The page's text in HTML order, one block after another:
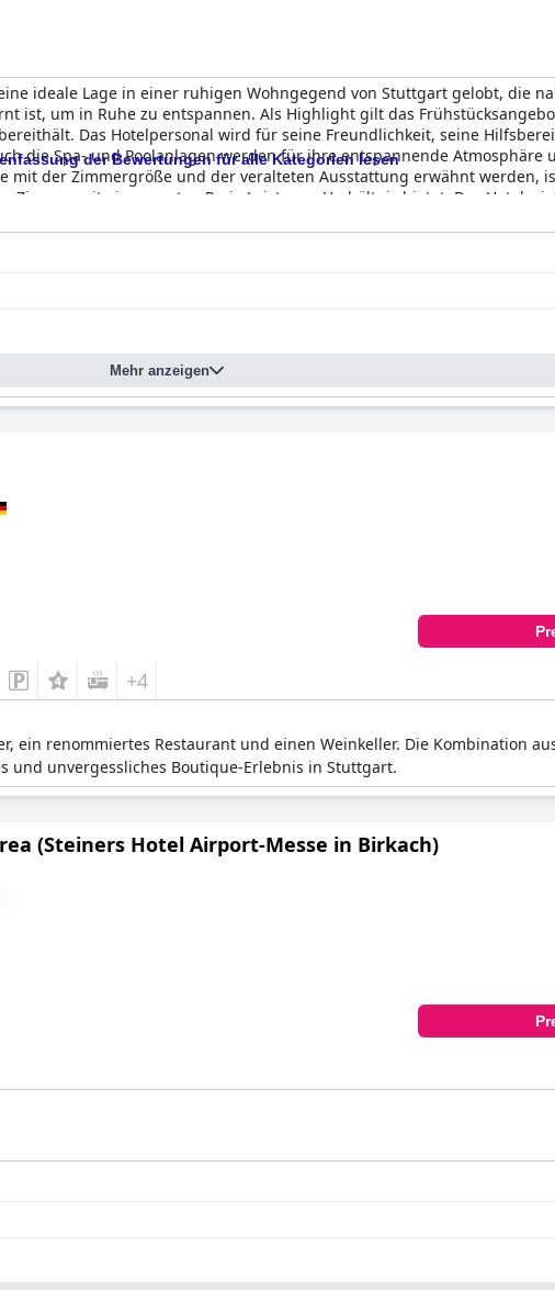
ideale Lage in einer ruhigen Wohngegend von Stuttgart gelobt, die
ist, um in Ruhe zu entspannen. Als Highlight gilt das
Das Hotelpersonal wird für seine Freundlichkeit, seine
die Spa- und Poolanlagen werden für ihre entspannende Atmosphäre
mit der Zimmergröße und der veralteten Ausstattung erwähnt werden,
Zimmer mit einem guten Preis-Leistungs-Verhältnis bietet. Das Hotel
Personal alles bietet, was für einen angenehmen Aufenthalt
Sterne-Klassifizierung nicht gerecht wird und Verbesserungen im
der Bewertungen für alle Kategorien lesen
Mehr anzeigen
+4
ein renommiertes Restaurant und einen Weinkeller. Die Kombination
unvergessliches Boutique-Erlebnis in Stuttgart.
(Steiners Hotel Airport-Messe in Birkach)